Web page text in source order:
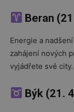
Beran
Energie a
zahájení nových
vyjádřete své
Býk (21.